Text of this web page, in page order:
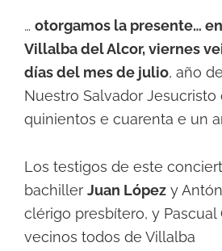
… otorgamos la presente…
Villalba del Alcor, viernes
días del mes de julio, año
Nuestro Salvador Jesucristo
quinientos e cuarenta e un
Los testigos de este
bachiller Juan López y
clérigo presbítero, y Pascual
vecinos todos de Villalba